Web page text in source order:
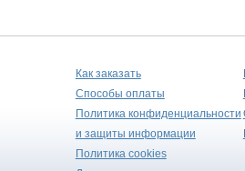
Как заказать
Способы оплаты
Политика конфиденциальности
и защиты информации
Политика cookies